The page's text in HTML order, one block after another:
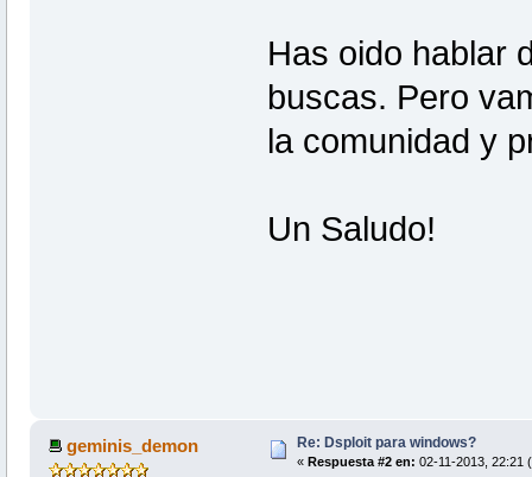
Has oido hablar
buscas. Pero
la comunidad y
Un Saludo!
geminis_demon Re: Dsploit para windows?
« Respuesta #2 en: 02-11-2013, 22:21